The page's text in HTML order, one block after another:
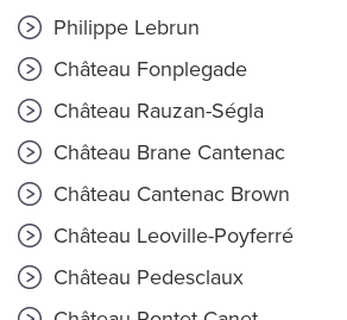
Philippe Lebrun
Château Fonplegade
Château Rauzan-Ségla
Château Brane Cantenac
Château Cantenac Brown
Château Leoville-Poyferré
Château Pedesclaux